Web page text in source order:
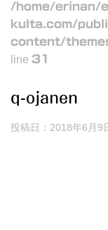
/home/erinan/
kulta.com/
content/
line 31
q-ojanen
投稿日： 2018年6月9